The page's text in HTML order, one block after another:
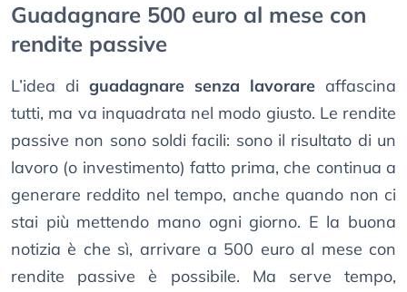
Guadagnare 500 euro al mese con
rendite passive
L’idea di guadagnare senza lavorare affascina
tutti, ma va inquadrata nel modo giusto. Le rendite
passive non sono soldi facili: sono il risultato di un
lavoro (o investimento) fatto prima, che continua a
generare reddito nel tempo, anche quando non ci
stai più mettendo mano ogni giorno. E la buona
notizia è che sì, arrivare a 500 euro al mese con
rendite passive è possibile. Ma serve tempo,